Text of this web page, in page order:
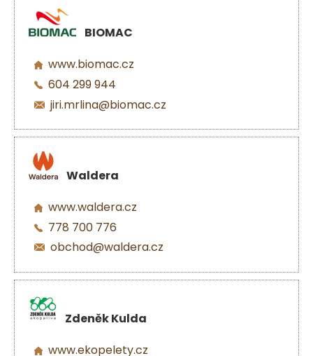
BIOMAC
www.biomac.cz
604 299 944
jiri.mrlina@biomac.cz
Waldera
www.waldera.cz
778 700 776
obchod@waldera.cz
Zdeněk Kulda
www.ekopelety.cz